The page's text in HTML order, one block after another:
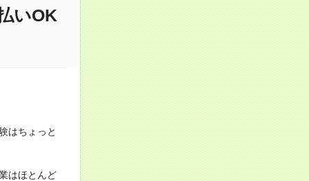
いOK
はちょっと
はほとんど